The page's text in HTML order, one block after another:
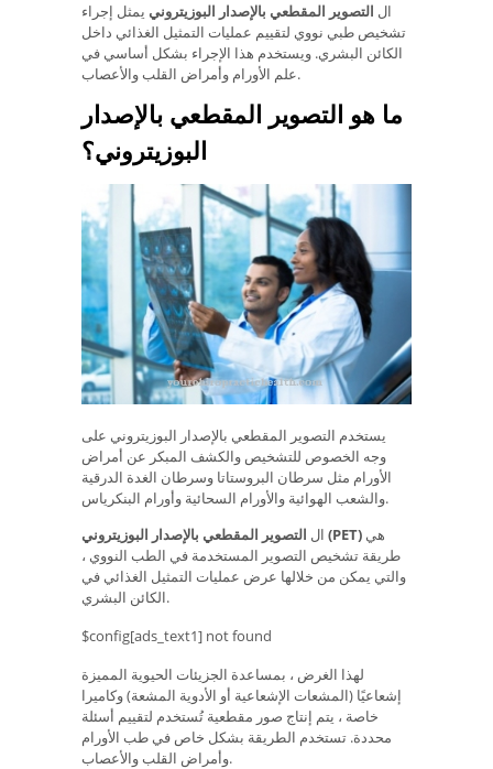
ال التصوير المقطعي بالإصدار البوزيتروني يمثل إجراء
تشخيص طبي نووي لتقييم عمليات التمثيل الغذائي داخل
الكائن البشري. ويستخدم هذا الإجراء بشكل أساسي في
علم الأورام وأمراض القلب والأعصاب.
ما هو التصوير المقطعي بالإصدار
البوزيتروني؟
يستخدم التصوير المقطعي بالإصدار البوزيتروني على
وجه الخصوص للتشخيص والكشف المبكر عن أمراض
الأورام مثل سرطان البروستاتا وسرطان الغدة الدرقية
والشعب الهوائية والأورام السحائية وأورام البنكرياس.
ال التصوير المقطعي بالإصدار البوزيتروني (PET)
طريقة تشخيص التصوير المستخدمة في الطب النووي ،
والتي يمكن من خلالها عرض عمليات التمثيل الغذائي في
الكائن البشري.
$config[ads_text1] not found
لهذا الغرض ، بمساعدة الجزيئات الحيوية المميزة
إشعاعيًا (المشعات الإشعاعية أو الأدوية المشعة) وكاميرا
خاصة ، يتم إنتاج صور مقطعية تُستخدم لتقييم أسئلة
محددة. تستخدم الطريقة بشكل خاص في طب الأورام
وأمراض القلب والأعصاب.